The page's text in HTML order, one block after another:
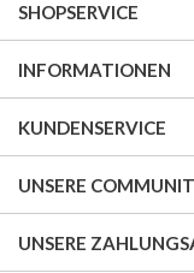
SHOPSERVICE
INFORMATIONEN
KUNDENSERVICE
UNSERE
UNSERE